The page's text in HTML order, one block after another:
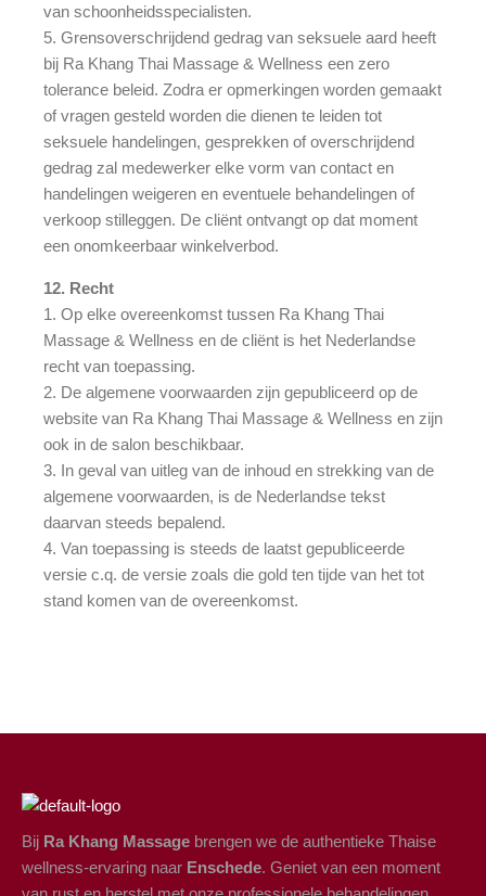
van schoonheidsspecialisten.
5. Grensoverschrijdend gedrag van seksuele aard heeft
bij Ra Khang Thai Massage & Wellness een zero
tolerance beleid. Zodra er opmerkingen worden gemaakt
of vragen gesteld worden die dienen te leiden tot
seksuele handelingen, gesprekken of overschrijdend
gedrag zal medewerker elke vorm van contact en
handelingen weigeren en eventuele behandelingen of
verkoop stilleggen. De cliënt ontvangt op dat moment
een onomkeerbaar winkelverbod.
12. Recht
1. Op elke overeenkomst tussen Ra Khang Thai
Massage & Wellness en de cliënt is het Nederlandse
recht van toepassing.
2. De algemene voorwaarden zijn gepubliceerd op de
website van Ra Khang Thai Massage & Wellness en zijn
ook in de salon beschikbaar.
3. In geval van uitleg van de inhoud en strekking van de
algemene voorwaarden, is de Nederlandse tekst
daarvan steeds bepalend.
4. Van toepassing is steeds de laatst gepubliceerde
versie c.q. de versie zoals die gold ten tijde van het tot
stand komen van de overeenkomst.
Bij Ra Khang Massage brengen we de authentieke Thaise
wellness-ervaring naar Enschede. Geniet van een moment